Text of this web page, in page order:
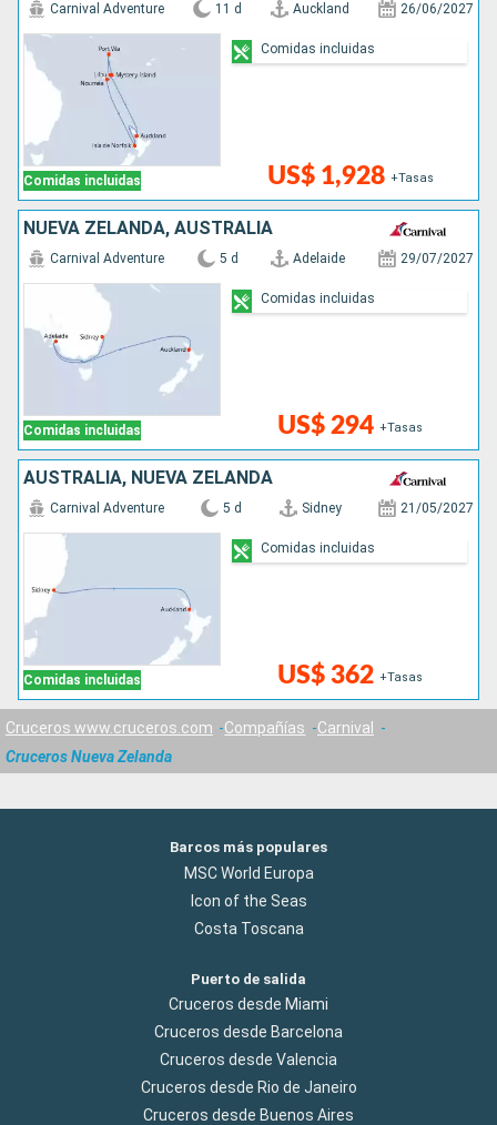
Comidas incluidas
Carnival Adventure 11 d Auckland 26/06/2027
US$ 1,928 +Tasas
Comidas incluidas
NUEVA ZELANDA, AUSTRALIA
Comidas incluidas
Carnival Adventure 5 d Adelaide 29/07/2027
US$ 294 +Tasas
Comidas incluidas
AUSTRALIA, NUEVA ZELANDA
Comidas incluidas
Carnival Adventure 5 d Sidney 21/05/2027
US$ 362 +Tasas
Comidas incluidas
Cruceros www.cruceros.com Compañías
Carnival
Cruceros Nueva Zelanda
Barcos más populares
MSC World Europa
Icon of the Seas
Costa Toscana
Puerto de salida
Cruceros desde Miami
Cruceros desde Barcelona
Cruceros desde Valencia
Cruceros desde Rio de Janeiro
Cruceros desde Buenos Aires